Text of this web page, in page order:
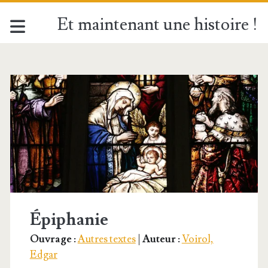
Et maintenant une histoire !
Catégorie :
<span>Voirol,
Edgar</span>
Épiphanie
Ouvrage :Autres textes| Auteur :Voirol,
Edgar